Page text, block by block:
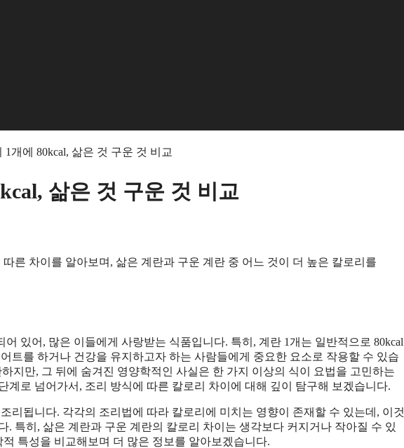
1개에 80kcal, 삶은 것 구운 것 비교
삶은 것 구운 것 비교
른 차이를 알아보며, 삶은 계란과 구운 계란 중 어느 것이 더 높은 칼로리를
있어, 많은 이들에게 사랑받는 식품입니다. 특히, 계란 1개는 일반적으로 80kcal
트를 하거나 건강을 유지하고자 하는 사람들에게 중요한 요소로 작용할 수 있습
지만, 그 뒤에 숨겨진 영양학적인 사실은 한 가지 이상의 식이 요법을 고민하는
계로 넘어가서, 조리 방식에 따른 칼로리 차이에 대해 깊이 탐구해 보겠습니다.
리됩니다. 각각의 조리법에 따라 칼로리에 미치는 영향이 존재할 수 있는데, 이것
. 특히, 삶은 계란과 구운 계란의 칼로리 차이는 생각보다 커지거나 작아질 수 있
특성을 비교해보며 더 많은 정보를 알아보겠습니다.